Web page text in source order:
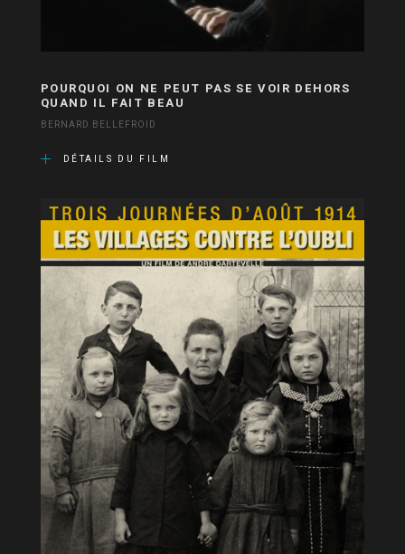
POURQUOI ON NE PEUT PAS SE VOIR DEHORS
QUAND IL FAIT BEAU
BERNARD BELLEFROID
DÉTAILS DU FILM